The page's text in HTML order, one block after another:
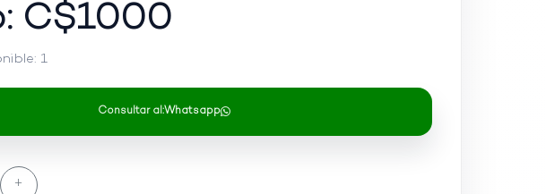
C$1000
1
Consultar al:Whatsapp
+